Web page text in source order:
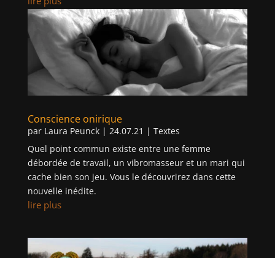
Conscience onirique
par Laura Peunck| 24.07.21 | Textes
Quel point commun existe entre une femme
débordée de travail, un vibromasseur et un mari qui
cache bien son jeu. Vous le découvrirez dans cette
nouvelle inédite.
lire plus